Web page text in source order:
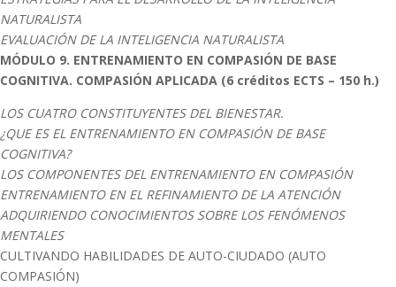
NATURALISTA
EVALUACIÓN DE LA INTELIGENCIA NATURALISTA
MÓDULO 9. ENTRENAMIENTO EN COMPASIÓN DE BASE
COGNITIVA. COMPASIÓN APLICADA (6 créditos ECTS – 150 h.)
LOS CUATRO CONSTITUYENTES DEL BIENESTAR.
¿QUE ES EL ENTRENAMIENTO EN COMPASIÓN DE BASE
COGNITIVA?
LOS COMPONENTES DEL ENTRENAMIENTO EN COMPASIÓN
ENTRENAMIENTO EN EL REFINAMIENTO DE LA ATENCIÓN
ADQUIRIENDO CONOCIMIENTOS SOBRE LOS FENÓMENOS
MENTALES
CULTIVANDO HABILIDADES DE AUTO-CIUDADO (AUTO
COMPASIÓN)